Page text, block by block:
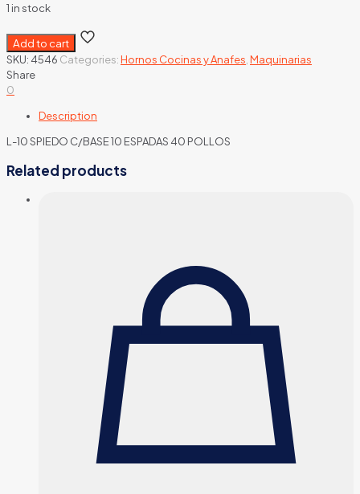
1 in stock
Add to cart
SKU: 4546 Categories:Hornos Cocinas y Anafes Maquinarias
Share
0
Description
L-10 SPIEDO C/BASE 10 ESPADAS 40 POLLOS
Related products